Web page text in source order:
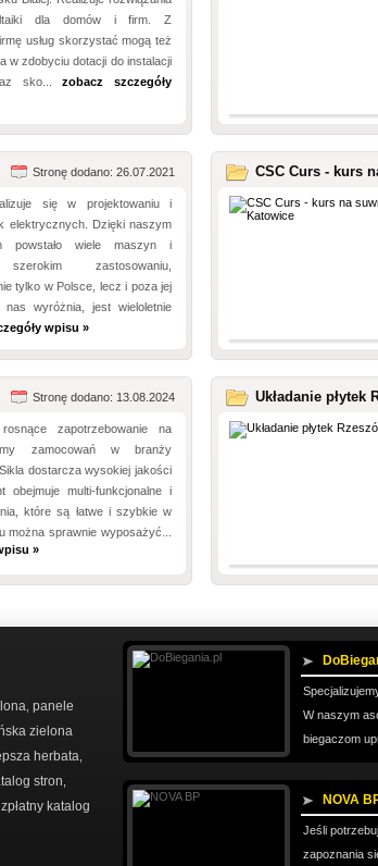
dla domów i firm. Z
usług skorzystać mogą też
w zdobyciu dotacji do instalacji
sko...zobacz szczegóły
Stronę dodano: 26.07.2021
się w projektowaniu i
elektrycznych. Dzięki naszym
powstało wiele maszyn i
zastosowaniu,
tylko w Polsce, lecz i poza jej
wyróżnia, jest wieloletnie
wpisu »
CSC Curs - kurs
Stronę dodano: 13.08.2024
zapotrzebowanie na
zamocowań w branży
dostarcza wysokiej jakości
obejmuje multi-funkcjonalne i
które są łatwe i szybkie w
można sprawnie wyposażyć...
»
Układanie płytek
panele
zielona
herbata
stron
katalog
W naszym
biegaczom
NOVA
Jeśli
zapoznania